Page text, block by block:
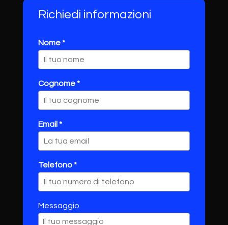
Richiedi informazioni
Nome *
Cognome *
Email *
Telefono *
Messaggio